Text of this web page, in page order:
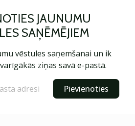
JAUNUMU
SAŅĒMĒJIEM
vēstules saņemšanai un ik
ziņas savā e-pastā.
Pievienoties